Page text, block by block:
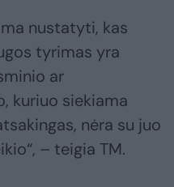
nustatyti, kas
tyrimas yra
ar
kuriuo siekiama
nėra su juo
– teigia TM.